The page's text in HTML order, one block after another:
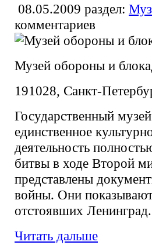
08.05.2009 раздел:
комментариев
Музей обороны и
191028, Санкт-
Государственный
единственное
деятельность
битвы в ходе Второй
представлены
войны. Они
отстоявших Ленинград.
Читать дальше